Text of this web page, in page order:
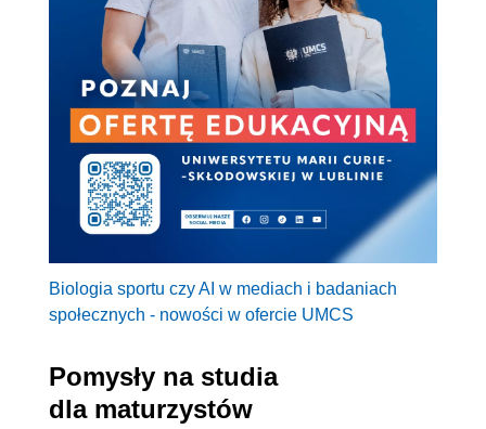
Biologia sportu czy AI w mediach i badaniach
społecznych - nowości w ofercie UMCS
Pomysły na studia
dla maturzystów